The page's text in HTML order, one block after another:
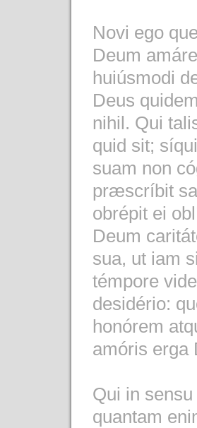
Novi ego
Deum
huiúsmodi
Deus
nihil. Qui
quid sit;
suam non
præscríbit
obrépit ei
Deum
sua, ut iam
témpore
desidério:
honórem
amóris erga
Qui in
quantam